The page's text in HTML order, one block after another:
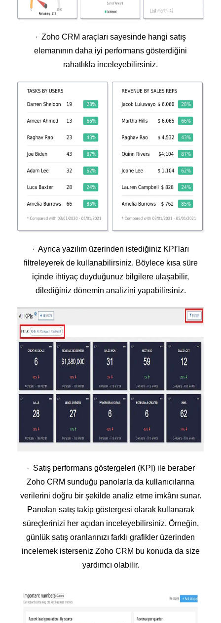
· Zoho CRM araçları sayesinde hangi satış
elemanının daha iyi performans gösterdiğini
rahatlıkla inceleyebilirsiniz.
· Ayrıca yazılım üzerinden istediğiniz KPI’ları
filtreleyerek de kullanabilirsiniz. Böylece kısa süre
içinde ihtiyaç duyduğunuz bilgilere ulaşabilir,
dilediğiniz dönemin analizini yapabilirsiniz.
· Satış performans göstergeleri (KPI) ile beraber
Zoho CRM sunduğu panolarla da kullanıcılarına
verilerini doğru bir şekilde analiz etme imkânı sunar.
Panoları satış takip göstergesi olarak kullanarak
süreçlerinizi her açıdan inceleyebilirsiniz. Örneğin,
günlük satış oranlarınızı farklı grafikler üzerinden
incelemek isterseniz Zoho CRM bu konuda da size
yardımcı olabilir.